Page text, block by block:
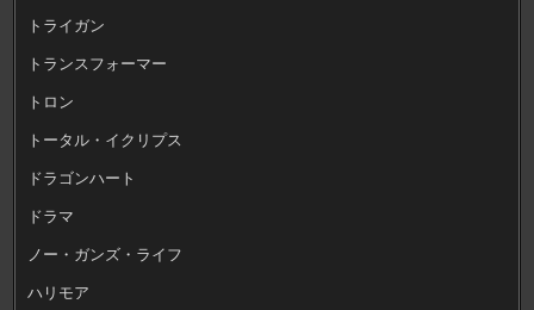
トライガン
トランスフォーマー
トロン
トータル・イクリプス
ドラゴンハート
ドラマ
ノー・ガンズ・ライフ
ハリモア